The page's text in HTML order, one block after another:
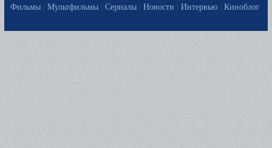
Фильмы
Мультфильмы Сериалы Новости Интервью Киноблог